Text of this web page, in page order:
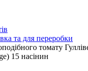
та для переробки
томату
15 насінин